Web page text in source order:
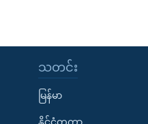
သတင်း
မြန်မာ
နိုင်ငံတကာ